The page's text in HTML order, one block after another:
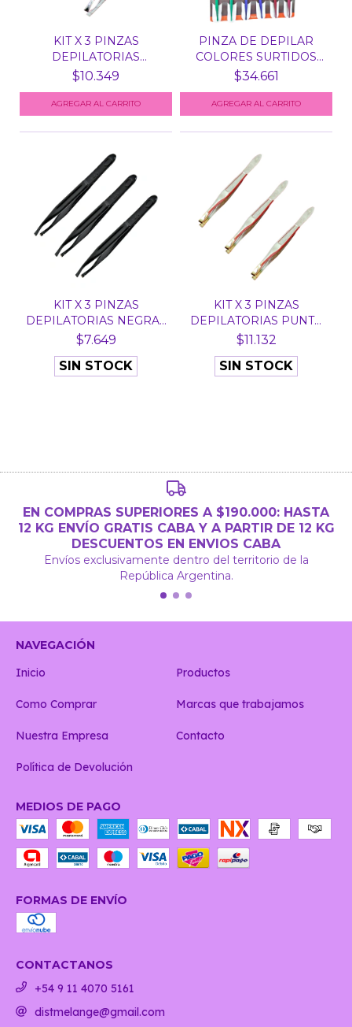
KIT X 3 PINZAS
DEPILATORIAS
PLATEADAS XZ...
$10.349
PINZA DE DEPILAR
COLORES SURTIDOS
XZN 49...
$34.661
KIT X 3 PINZAS
DEPILATORIAS NEGRAS
XZN 4...
$7.649
SIN STOCK
KIT X 3 PINZAS
DEPILATORIAS PUNTA
DORADA...
$11.132
SIN STOCK
EN COMPRAS SUPERIORES A $190.000: HASTA
12 KG ENVÍO GRATIS CABA Y A PARTIR DE 12 KG
DESCUENTOS EN ENVIOS CABA
Envíos exclusivamente dentro del territorio de la
República Argentina.
NAVEGACIÓN
Inicio
Productos
Como Comprar Marcas que trabajamos
Nuestra Empresa Contacto
Política de Devolución
MEDIOS DE PAGO
FORMAS DE ENVÍO
CONTACTANOS
+54 9 11 4070 5161
distmelange@gmail.com